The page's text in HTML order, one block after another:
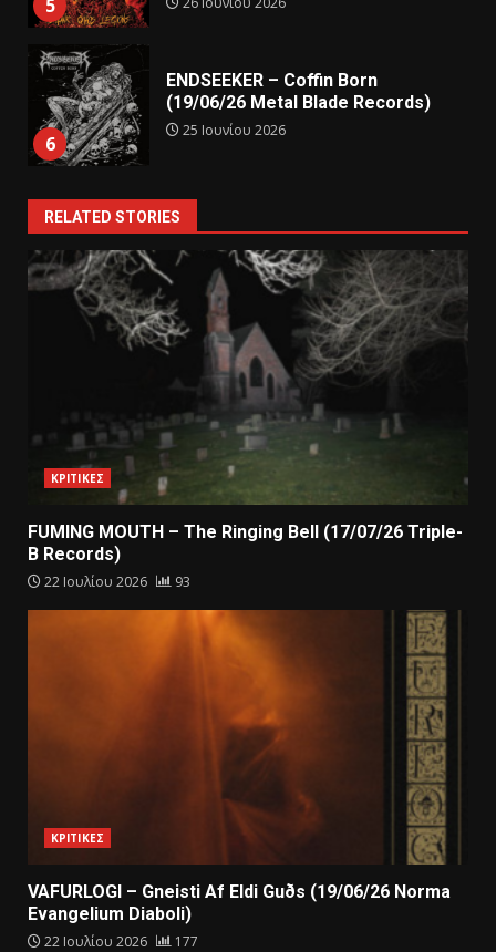
5
6
ENDSEEKER – Coffin Born
(19/06/26 Metal Blade Records)
25 Ιουνίου 2026
RELATED STORIES
ΚΡΙΤΙΚΕΣ
FUMING MOUTH – The Ringing Bell (17/07/26 Triple-
B Records)
22 Ιουλίου 2026 93
ΚΡΙΤΙΚΕΣ
VAFURLOGI – Gneisti Af Eldi Guðs (19/06/26 Norma
Evangelium Diaboli)
22 Ιουλίου 2026 177